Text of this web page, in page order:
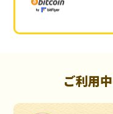
ご利用